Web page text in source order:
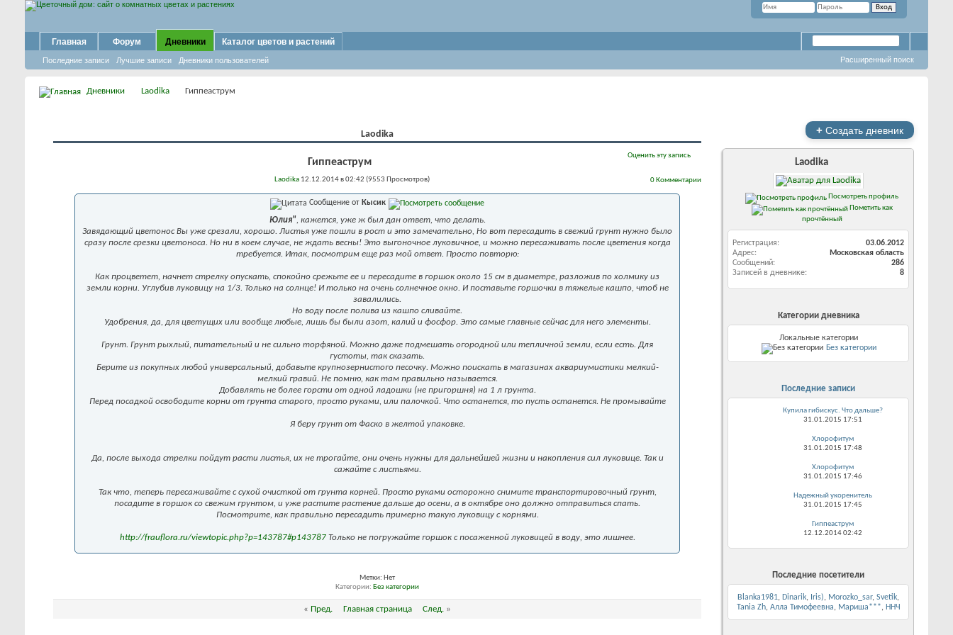
Главная Форум Дневники
Последние записи Лучшие записи Дневники пользователей
Каталог цветов и растений
Расширенный поиск
Дневники Laodika Гиппеаструм
Laodika
Гиппеаструм
Оценить эту запись
0 Комментарии
Laodika12.12.2014 в 02:42 (9553 Просмотров)
Сообщение от Кысик
Юлия", кажется, уже ж был дан ответ, что делать.
Завядающий цветонос Вы уже срезали, хорошо. Листья уже пошли в рост и это замечательно, Но вот пересадить в свежий грунт нужно было
сразу после срезки цветоноса. Но ни в коем случае, не ждать весны! Это выгоночное луковичное, и можно пересаживать после цветения когда
требуется. Итак, посмотрим еще раз мой ответ. Просто повторю:
Как процветет, начнет стрелку опускать, спокойно срежьте ее и пересадите в горшок около 15 см в диаметре, разложив по холмику из
земли корни. Углубив луковицу на 1/3. Только на солнце! И только на очень солнечное окно. И поставьте горшочки в тяжелые кашпо, чтоб не
завалились.
Но воду после полива из кашпо сливайте.
Удобрения, да, для цветущих или вообще любые, лишь бы были азот, калий и фосфор. Это самые главные сейчас для него элементы.
Грунт. Грунт рыхлый, питательный и не сильно торфяной. Можно даже подмешать огородной или тепличной земли, если есть. Для
густоты, так сказать.
Берите из покупных любой универсальный, добавьте крупнозернистого песочку. Можно поискать в магазинах аквариумистики мелкий-
мелкий гравий. Не помню, как там правильно называется.
Добавлять не более горсти от одной ладошки (не пригоршня) на 1 л грунта.
Перед посадкой освободите корни от грунта старого, просто руками, или палочкой. Что останется, то пусть останется. Не промывайте
Я беру грунт от Фаско в желтой упаковке.
Да, после выхода стрелки пойдут расти листья, их не трогайте, они очень нужны для дальнейшей жизни и накопления сил луковице. Так и
сажайте с листьями.
Так что, теперь пересаживайте с сухой очисткой от грунта корней. Просто руками осторожно снимите транспортировочный грунт,
посадите в горшок со свежим грунтом, и уже растите растение дальше до осени, а в октябре оно должно отправиться спать.
Посмотрите, как правильно пересадить примерно такую луковицу с корнями.
http://frauflora.ru/viewtopic.php?p=143787#p143787Только не погружайте горшок с посаженной луковицей в воду, это лишнее.
Метки: Нет
Категории Без категории
« Пред. Главная страница След. »
+ Создать дневник
Laodika
Посмотреть профиль
Пометить как
прочтённый
Регистрация
03.06.2012
Адрес
Московская область
Сообщений
286
Записей в дневнике
8
Категории дневника
Локальные категории
Без категории
Последние записи
Купила гибискус. Что дальше?
31.01.2015 17:51
Хлорофитум
31.01.2015 17:48
Хлорофитум
31.01.2015 17:46
Надежный укоренитель
31.01.2015 17:45
Гиппеаструм
12.12.201402:42
Последние посетители
Blanka1981, Dinarik, Iris), Morozko_sar, Svetik,
Tania Zh, Алла Тимофеевна, Мариша***, ННЧ